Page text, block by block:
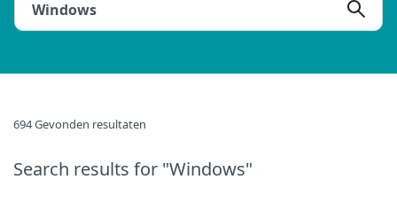
694 Gevonden resultaten
Search results for "Windows"